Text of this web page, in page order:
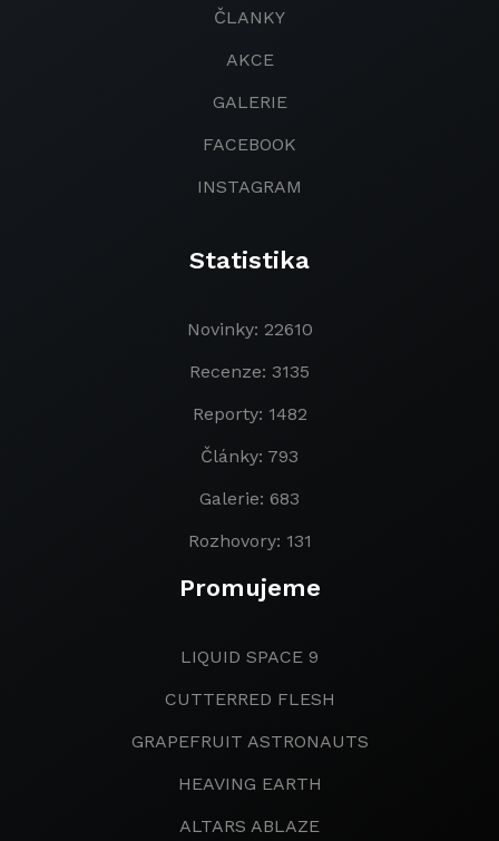
ČLANKY
AKCE
GALERIE
FACEBOOK
INSTAGRAM
Statistika
Novinky: 22610
Recenze: 3135
Reporty: 1482
Články: 793
Galerie: 683
Rozhovory: 131
Promujeme
LIQUID SPACE 9
CUTTERRED FLESH
GRAPEFRUIT ASTRONAUTS
HEAVING EARTH
ALTARS ABLAZE